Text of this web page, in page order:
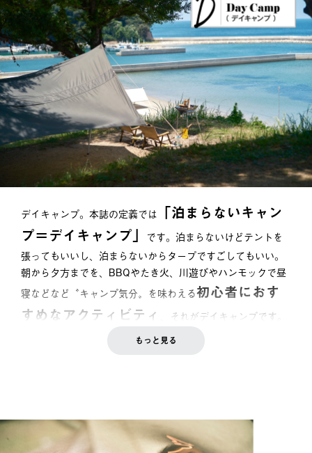
デイキャンプ。本誌の定義では 「泊まらないキャン
プ＝デイキャンプ」
です。泊まらないけどテントを
張ってもいいし、泊まらないからタープですごしてもいい。
朝から夕方までを、BBQやたき火、川遊びやハンモックで昼
寝などなど〝キャンプ気分〟を味わえる初心者におす
すめなアクティビティ
、それがデイキャンプです。
もっと見る